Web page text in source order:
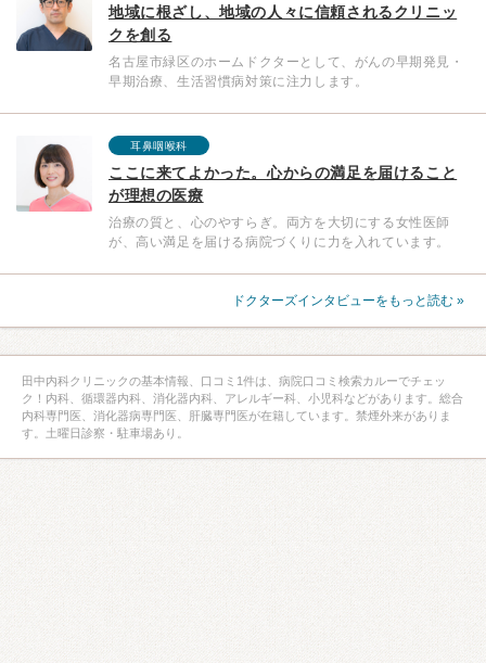
地域に根ざし、地域の人々に信頼されるクリニッ
クを創る
名古屋市緑区のホームドクターとして、がんの早期発見・
早期治療、生活習慣病対策に注力します。
耳鼻咽喉科
ここに来てよかった。心からの満足を届けること
が理想の医療
治療の質と、心のやすらぎ。両方を大切にする女性医師
が、高い満足を届ける病院づくりに力を入れています。
ドクターズインタビューをもっと読む »
田中内科クリニックの基本情報、口コミ1件は、病院口コミ検索カルーでチェッ
ク！内科、循環器内科、消化器内科、アレルギー科、小児科などがあります。総合
内科専門医、消化器病専門医、肝臓専門医が在籍しています。禁煙外来がありま
す。土曜日診察・駐車場あり。